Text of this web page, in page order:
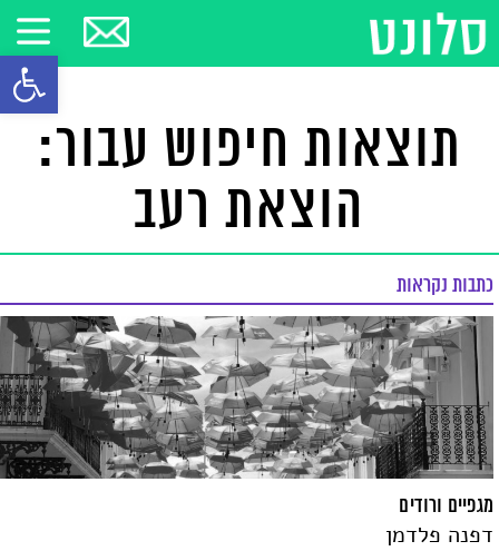
פתח
תוצאות חיפוש עבור:
הוצאת רעב
כתבות נקראות
מגפיים ורודים
דפנה פלדמן